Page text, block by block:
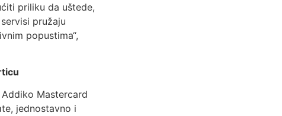
priliku da uštede,
pružaju
popustima“,
Mastercard
jednostavno i